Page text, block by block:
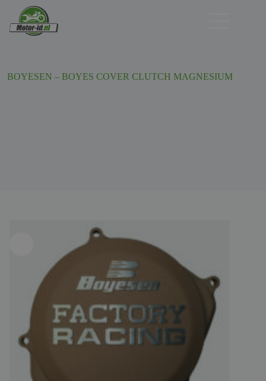
BOYESEN – BOYES COVER CLUTCH MAGNESIUM